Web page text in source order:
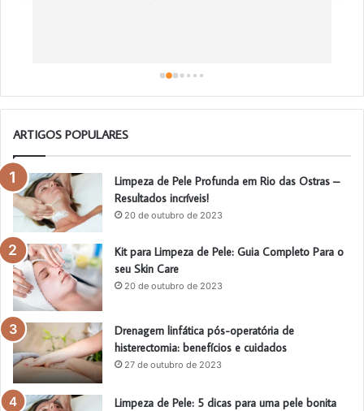
ARTIGOS POPULARES
Limpeza de Pele Profunda em Rio das Ostras –
Resultados incríveis!
20 de outubro de 2023
Kit para Limpeza de Pele: Guia Completo Para o
seu Skin Care
20 de outubro de 2023
Drenagem linfática pós-operatória de
histerectomia: benefícios e cuidados
27 de outubro de 2023
Limpeza de Pele: 5 dicas para uma pele bonita